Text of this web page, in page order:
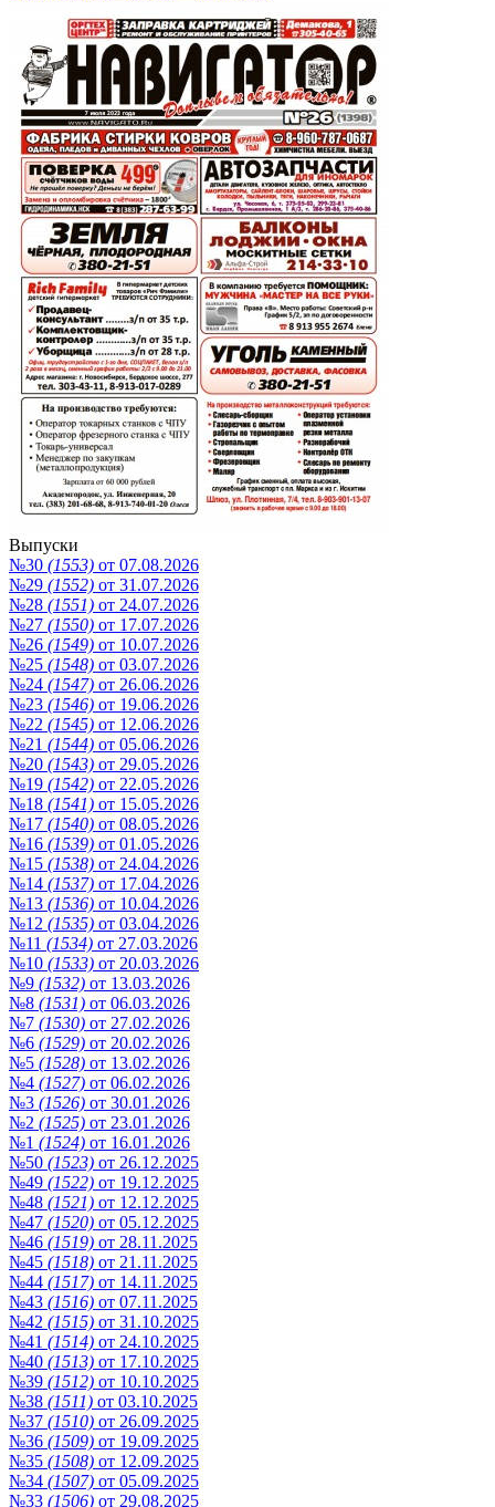
Выпуски
№30 (1553) от 07.08.2026
№29 (1552) от 31.07.2026
№28 (1551) от 24.07.2026
№27 (1550) от 17.07.2026
№26 (1549) от 10.07.2026
№25 (1548) от 03.07.2026
№24 (1547) от 26.06.2026
№23 (1546) от 19.06.2026
№22 (1545) от 12.06.2026
№21 (1544) от 05.06.2026
№20 (1543) от 29.05.2026
№19 (1542) от 22.05.2026
№18 (1541) от 15.05.2026
№17 (1540) от 08.05.2026
№16 (1539) от 01.05.2026
№15 (1538) от 24.04.2026
№14 (1537) от 17.04.2026
№13 (1536) от 10.04.2026
№12 (1535) от 03.04.2026
№11 (1534) от 27.03.2026
№10 (1533) от 20.03.2026
№9 (1532) от 13.03.2026
№8 (1531) от 06.03.2026
№7 (1530) от 27.02.2026
№6 (1529) от 20.02.2026
№5 (1528) от 13.02.2026
№4 (1527) от 06.02.2026
№3 (1526) от 30.01.2026
№2 (1525) от 23.01.2026
№1 (1524) от 16.01.2026
№50 (1523) от 26.12.2025
№49 (1522) от 19.12.2025
№48 (1521) от 12.12.2025
№47 (1520) от 05.12.2025
№46 (1519) от 28.11.2025
№45 (1518) от 21.11.2025
№44 (1517) от 14.11.2025
№43 (1516) от 07.11.2025
№42 (1515) от 31.10.2025
№41 (1514) от 24.10.2025
№40 (1513) от 17.10.2025
№39 (1512) от 10.10.2025
№38 (1511) от 03.10.2025
№37 (1510) от 26.09.2025
№36 (1509) от 19.09.2025
№35 (1508) от 12.09.2025
№34 (1507) от 05.09.2025
№33 (1506) от 29.08.2025